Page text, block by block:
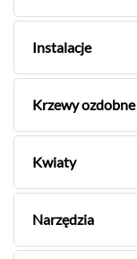
Instalacje
Krzewy ozdobne
Kwiaty
Narzędzia